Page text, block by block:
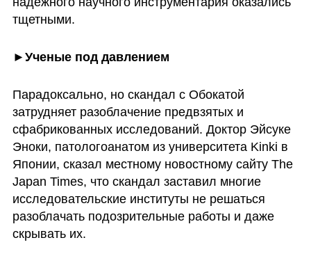
тщетными.
►Ученые под давлением
Парадоксально, но скандал с Обокатой
затрудняет разоблачение предвзятых и
сфабрикованных исследований. Доктор Эйсуке
Эноки, патологоанатом из университета Kinki в
Японии, сказал местному новостному сайту The
Japan Times, что скандал заставил многие
исследовательские институты не решаться
разоблачать подозрительные работы и даже
скрывать их.